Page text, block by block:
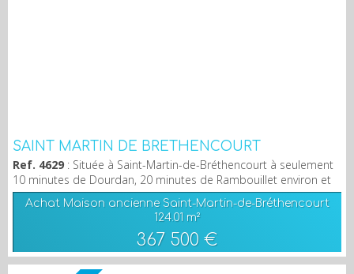
SAINT MARTIN DE BRÉTHENCOURT
Ref. 4629 : Située à Saint-Martin-de-Bréthencourt à seulement
10 minutes de Dourdan, 20 minutes de Rambouillet environ et
12 minutes des axes routiers (A10/A11), Découvrez cette
magnifique maison comprenant au rez-de-chaussée une
entrée, un séjour, une cuisine ouverte aménagée et équipée,
une salle d'eau, un W.C indépendant, 2 chambres et une
buanderie. À l’étage seulement accessible par une entr...
Achat Maison ancienne Saint-Martin-de-Bréthencourt
124.01 m²
367 500 €